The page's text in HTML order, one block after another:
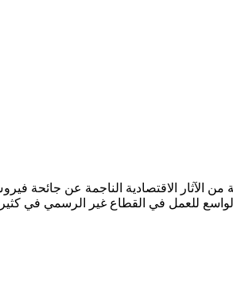
للعمل في القطاع غير الرسمي في